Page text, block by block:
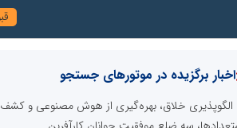
اخبار برگزیده در موتورهای جستجو
الگوپذیری خلاق، بهره‌گیری از هوش مصنوعی و کشف